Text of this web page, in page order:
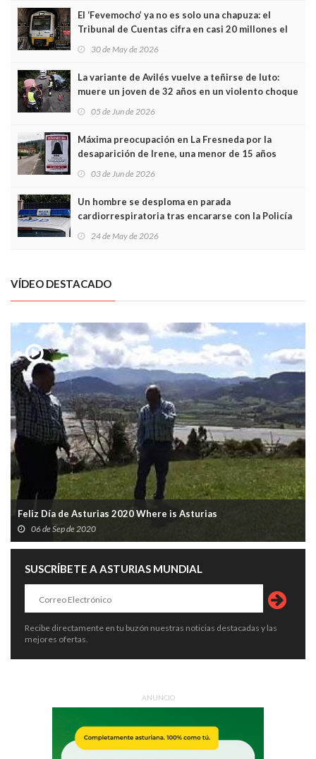
El ‘Fevemocho’ ya no es solo una chapuza: el
Tribunal de Cuentas cifra en casi 20 millones el
sobrecoste de los trenes que no cabían por los
30 de May de 2026
La variante de Avilés vuelve a teñirse de luto:
muere un joven de 32 años en un violento choque
frontal
05 de Jun de 2026
Máxima preocupación en La Fresneda por la
desaparición de Irene, una menor de 15 años
03 de Jun de 2026
Un hombre se desploma en parada
cardiorrespiratoria tras encararse con la Policía
Local en Luanco
24 de May de 2026
VÍDEO DESTACADO
Feliz Día de Asturias 2020 Where is Asturias
06 de Sep de 2020
SUSCRÍBETE A ASTURIAS MUNDIAL
Recibe directamente en tu buzón nuestras noticias destacadas y las
mejores ofertas.
ANUNCIO